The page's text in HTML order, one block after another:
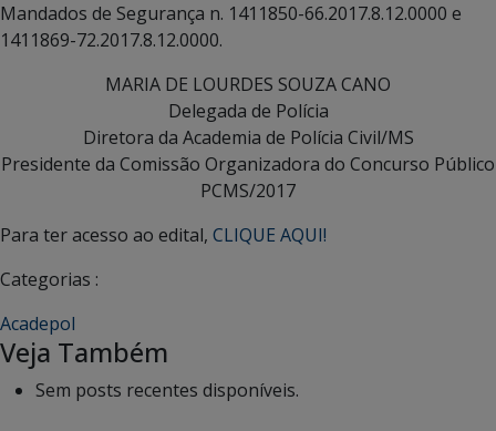
Mandados de Segurança n. 1411850-66.2017.8.12.0000 e
1411869-72.2017.8.12.0000.
MARIA DE LOURDES SOUZA CANO
Delegada de Polícia
Diretora da Academia de Polícia Civil/MS
Presidente da Comissão Organizadora do Concurso Público
PCMS/2017
Para ter acesso ao edital, CLIQUE AQUI!
Categorias :
Acadepol
Veja Também
Sem posts recentes disponíveis.